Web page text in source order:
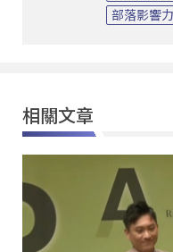
部落影響力
相關文章